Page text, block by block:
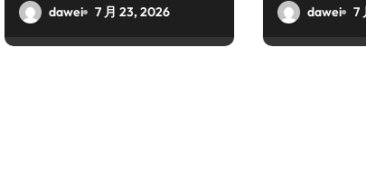
dawei 7 月 23, 2026 dawei 7